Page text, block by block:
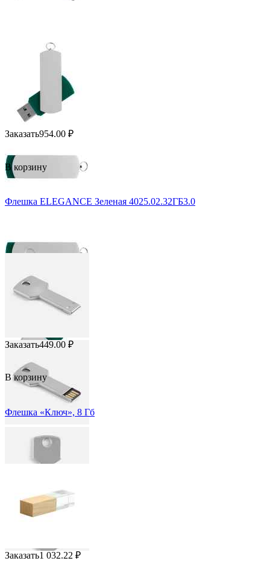
Заказать954.00 ₽
В корзину
Флешка ELEGANCE Зеленая 4025.02.32ГБ3.0
Заказать449.00 ₽
В корзину
Флешка «Ключ», 8 Гб
Заказать1 032.22 ₽